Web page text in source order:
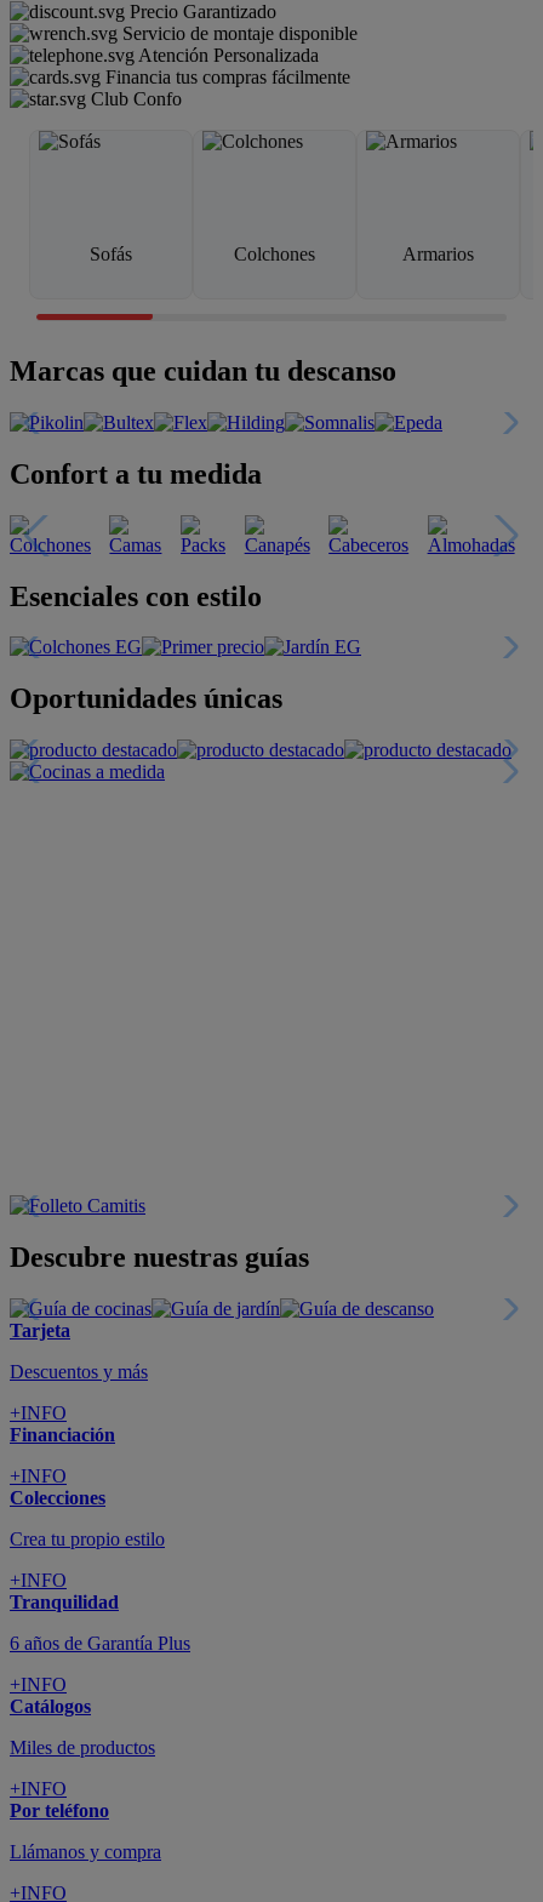
Precio Garantizado
Servicio de montaje disponible
Atención Personalizada
Financia tus compras fácilmente
Club Confo
Sofás Colchones Armarios
Marcas que cuidan tu descanso
Confort a tu medida
Esenciales con estilo
Oportunidades únicas
Descubre nuestras guías
Tarjeta
Descuentos y más
+INFO
Financiación
+INFO
Colecciones
Crea tu propio estilo
+INFO
Tranquilidad
6 años de Garantía Plus
+INFO
Catálogos
Miles de productos
+INFO
Por teléfono
Llámanos y compra
+INFO